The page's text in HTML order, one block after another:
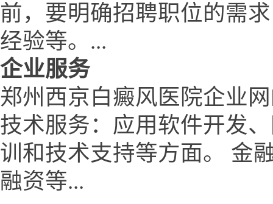
前，要明确招聘职位的需
经验等。...
企业服务
郑州西京白癜风医院企业
技术服务：应用软件开发
训和技术支持等方面。 金
融资等...